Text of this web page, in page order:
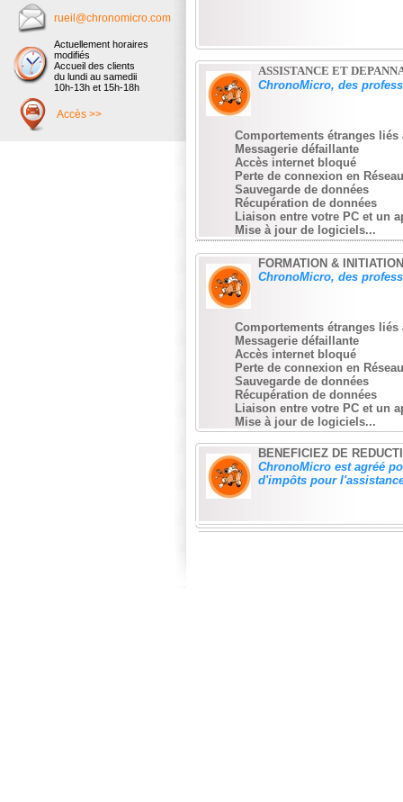
rueil@chronomicro.com
Actuellement horaires
modifiés
Accueil des clients
du lundi au samedii
10h-13h et 15h-18h
Accès >>
ASSISTANCE ET
ChronoMicro, des
Comportements étranges
Messagerie défaillante
Accès internet bloqué
Perte de connexion en
Sauvegarde de données
Récupération de données
Liaison entre votre PC et un
Mise à jour de logiciels...
FORMATION &
ChronoMicro, des
Comportements étranges
Messagerie défaillante
Accès internet bloqué
Perte de connexion en
Sauvegarde de données
Récupération de données
Liaison entre votre PC et un
Mise à jour de logiciels...
BENEFICIEZ DE
ChronoMicro est agréé
d'impôts pour